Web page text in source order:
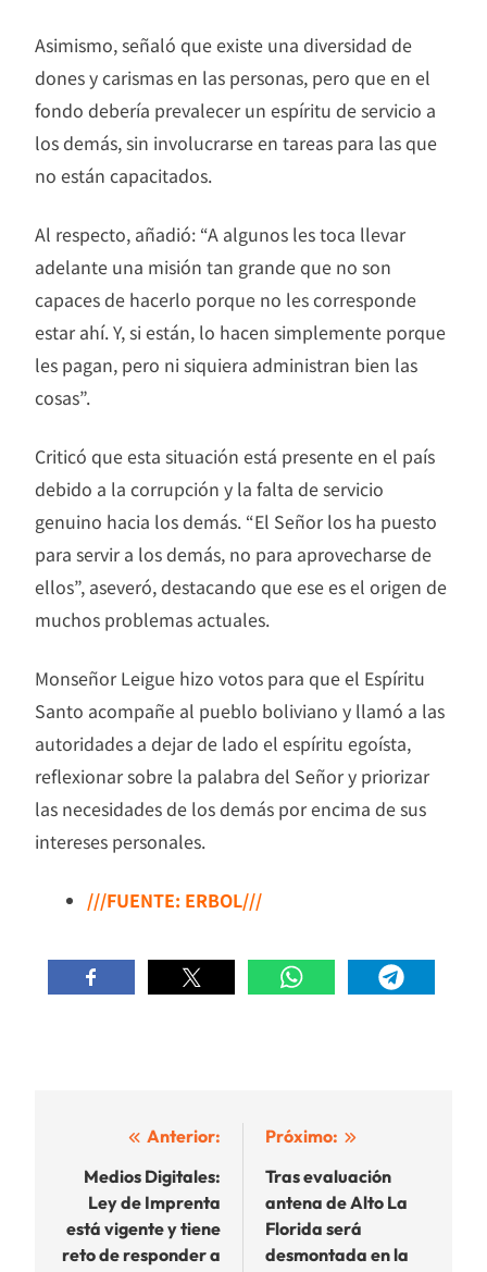
Asimismo, señaló que existe una diversidad de
dones y carismas en las personas, pero que en el
fondo debería prevalecer un espíritu de servicio a
los demás, sin involucrarse en tareas para las que
no están capacitados.
Al respecto, añadió: “A algunos les toca llevar
adelante una misión tan grande que no son
capaces de hacerlo porque no les corresponde
estar ahí. Y, si están, lo hacen simplemente porque
les pagan, pero ni siquiera administran bien las
cosas”.
Criticó que esta situación está presente en el país
debido a la corrupción y la falta de servicio
genuino hacia los demás. “El Señor los ha puesto
para servir a los demás, no para aprovecharse de
ellos”, aseveró, destacando que ese es el origen de
muchos problemas actuales.
Monseñor Leigue hizo votos para que el Espíritu
Santo acompañe al pueblo boliviano y llamó a las
autoridades a dejar de lado el espíritu egoísta,
reflexionar sobre la palabra del Señor y priorizar
las necesidades de los demás por encima de sus
intereses personales.
///FUENTE: ERBOL///
Navegación
entradas
Anterior:
Medios Digitales:
Ley de Imprenta
está vigente y tiene
reto de responder a
Próximo:
Tras evaluación
antena de Alto La
Florida será
desmontada en la